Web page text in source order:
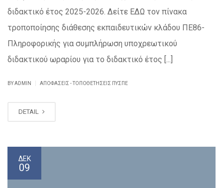
διδακτικό έτος 2025-2026. Δείτε ΕΔΩ τον πίνακα
τροποποίησης διάθεσης εκπαιδευτικών κλάδου ΠΕ86-
Πληροφορικής για συμπλήρωση υποχρεωτικού
διδακτικού ωραρίου για το διδακτικό έτος [...]
BY ADMIN ΑΠΟΦΆΣΕΙΣ - ΤΟΠΟΘΕΤΉΣΕΙΣ ΠΥΣΠΕ
DETAIL
ΔΕΚ
09